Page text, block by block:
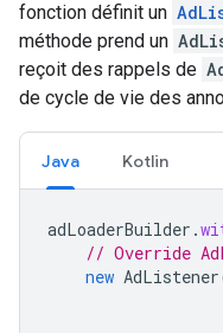
fonction définit un
méthode prend un
reçoit des rappels de
de cycle de vie des
Java Kotlin
adLoaderBuilder .
// Override
new AdListener